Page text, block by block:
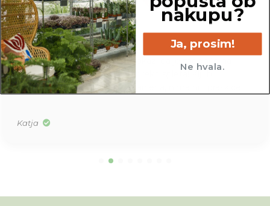
Ta paket iz Džungle je čisti dokaz, da je mogoče na
varen način naročati rastline preko spleta! Kljub
potovanju je rožica super ohranjena, nima niti praskice.
Katja
nakupu?
Ja, prosim!
Ne hvala.